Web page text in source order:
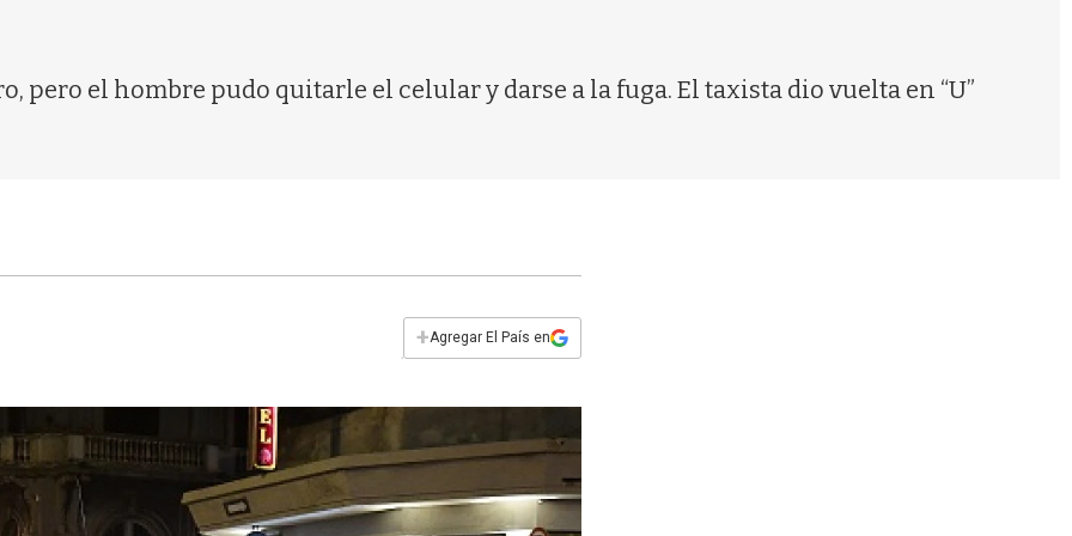
pero el hombre pudo quitarle el celular y darse a la fuga. El taxista dio vuelta en “U”
+Agregar El País en